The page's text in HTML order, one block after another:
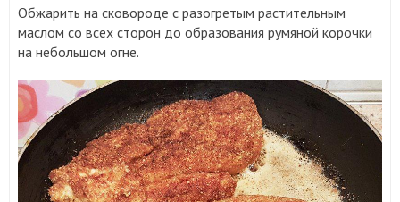
Обжарить на сковороде с разогретым растительным
маслом со всех сторон до образования румяной корочки
на небольшом огне.